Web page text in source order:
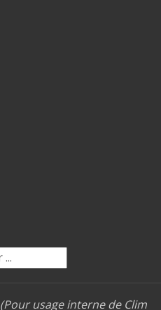
(Pour usage interne de Clim